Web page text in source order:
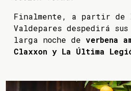
Finalmente, a partir de
Valdepares despedirá
larga noche de verbena
Claxxon y La Última